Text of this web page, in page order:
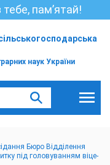
пам’ятай!
наук України
Бюро Відділення
під головуванням віце-